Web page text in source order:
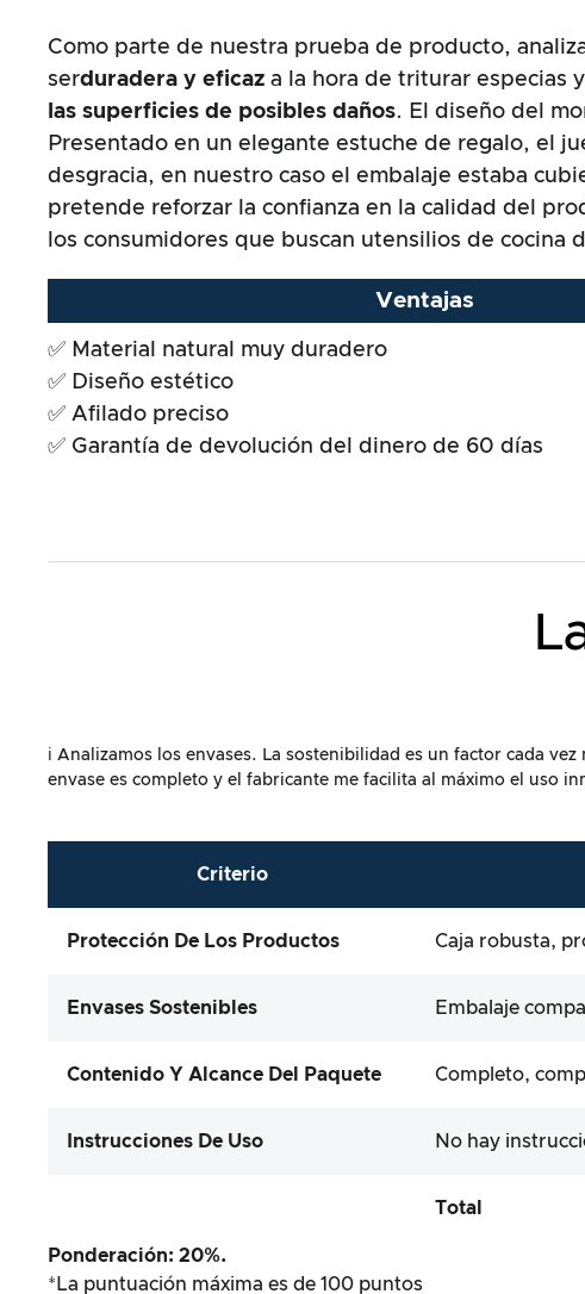
Elaboración y aspecto del producto
La prueba práctica
Relación calidad/precio
Como parte de nuestra prueba de producto,
serduradera y eficaz a la hora de triturar especias
las superficies de posibles daños. El diseño del
Presentado en un elegante estuche de regalo, el
desgracia, en nuestro caso el embalaje estaba
pretende reforzar la confianza en la calidad del
los consumidores que buscan utensilios de cocina
Ventajas
✅ Material natural muy duradero
✅ Diseño estético
✅ Afilado preciso
✅ Garantía de devolución del dinero de 60 días
ℹ️ Analizamos los envases. La sostenibilidad es un factor cada
envase es completo y el fabricante me facilita al máximo el uso
Criterio
Protección De Los Productos Caja robusta,
Envases Sostenibles Embalaje
Contenido Y Alcance Del Paquete Completo,
Instrucciones De Uso No hay
Total
Ponderación: 20%.
*La puntuación máxima es de 100 puntos